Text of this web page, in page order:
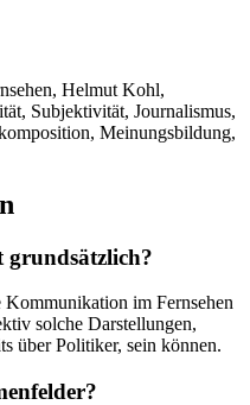
Helmut Kohl,
Subjektivität, Journalismus,
Meinungsbildung,
grundsätzlich?
im Fernsehen
solche Darstellungen,
über Politiker, sein können.